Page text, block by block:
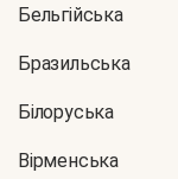
Бельгійська
Бразильська
Білоруська
Вірменська